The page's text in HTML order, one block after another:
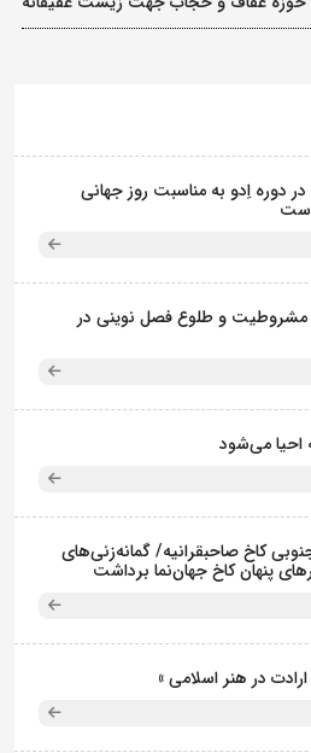
دوره اِدو به مناسبت روز جهانی
مشروطیت و طلوع فصل نوینی در
احیا می‌شود
کاخ صاحبقرانیه/ گمانه‌زنی‌های
پنهان کاخ جهان‌نما برداشت
در هنر اسلامی »